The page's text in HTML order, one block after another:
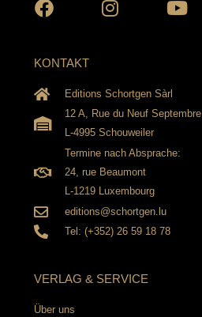
KONTAKT
Editions Schortgen Sàrl
12 A, Rue du Neuf Septembre
L-4995 Schouweiler
Termine nach Absprache:
24, rue Beaumont
L-1219 Luxembourg
editions@schortgen.lu
Tel: (+352) 26 59 18 78
VERLAG & SERVICE
Über uns